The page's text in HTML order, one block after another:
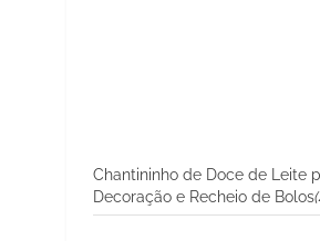
Chantininho de Doce de Leite
Decoração e Recheio de Bolos